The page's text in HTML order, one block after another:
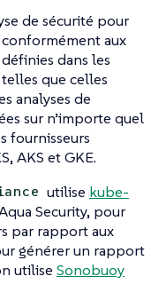
de sécurité pour
aux
dans les
que celles
analyses de
sur n’importe quel
fournisseurs
AKS et GKE.
utilise kube-
Security, pour
par rapport aux
générer un rapport
utilise Sonobuoy